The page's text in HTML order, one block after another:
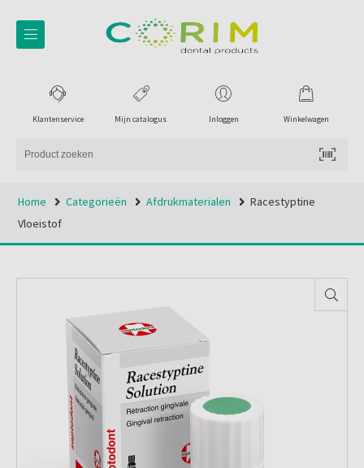
Winkelwagen
Inloggen
Mijn catalogus
Klantenservice
Home Categorieën Afdrukmaterialen
Racestyptine
Vloeistof